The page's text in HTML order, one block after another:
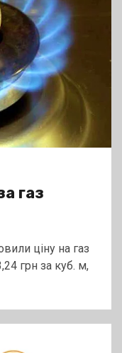
газ
ціну на газ
грн за куб. м,